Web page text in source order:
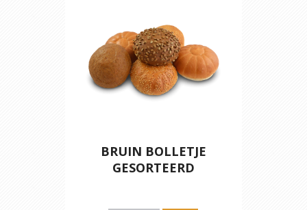
BRUIN BOLLETJE
GESORTEERD